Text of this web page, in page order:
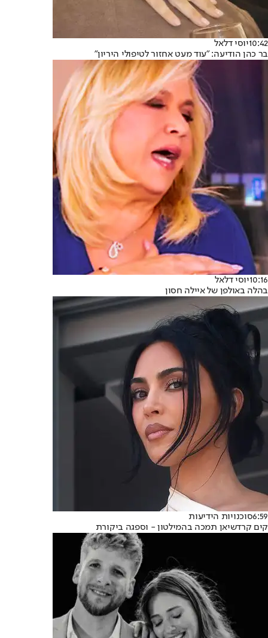
10:42יוסי דלאל
בר כהן הודיעה: "עוד מעט אחזור לטיפולי היריון"
10:16יוסי דלאל
בהלה באולפן של איילה חסון
6:59סוכנויות הידיעות
קים קרדשיאן תמכה בהמילטון - וספגה ביקורת